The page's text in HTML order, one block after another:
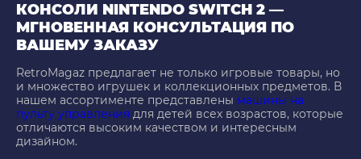
КОНСОЛИ NINTENDO SWITCH 2 —
МГНОВЕННАЯ КОНСУЛЬТАЦИЯ ПО
ВАШЕМУ ЗАКАЗУ
RetroMagaz предлагает не только игровые товары, но
и множество игрушек и коллекционных предметов. В
нашем ассортименте представлены машины на
пульту управления для детей всех возрастов, которые
отличаются высоким качеством и интересным
дизайном.